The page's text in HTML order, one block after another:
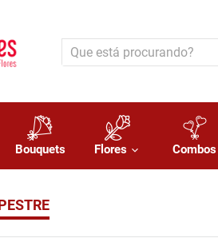
Bouquets Flores Combos